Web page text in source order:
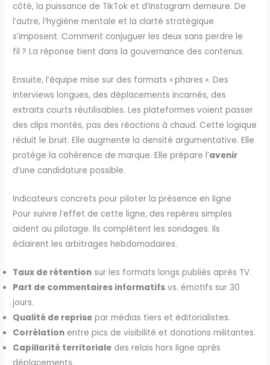
côté, la puissance de TikTok et d’Instagram demeure. De
l’autre, l’hygiène mentale et la clarté stratégique
s’imposent. Comment conjuguer les deux sans perdre le
fil ? La réponse tient dans la gouvernance des contenus.
Ensuite, l’équipe mise sur des formats « phares ». Des
interviews longues, des déplacements incarnés, des
extraits courts réutilisables. Les plateformes voient passer
des clips montés, pas des réactions à chaud. Cette logique
réduit le bruit. Elle augmente la densité argumentative. Elle
protège la cohérence de marque. Elle prépare l’avenir
d’une candidature possible.
Indicateurs concrets pour piloter la présence en ligne
Pour suivre l’effet de cette ligne, des repères simples
aident au pilotage. Ils complètent les sondages. Ils
éclairent les arbitrages hebdomadaires.
Taux de rétention sur les formats longs publiés après TV.
Part de commentaires informatifs vs. émotifs sur 30
jours.
Qualité de reprise par médias tiers et éditorialistes.
Corrélation entre pics de visibilité et donations militantes.
Capillarité territoriale des relais hors ligne après